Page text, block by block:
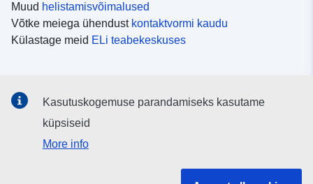
Muud helistamisvõimalused
Võtke meiega ühendust kontaktvormi kaudu
Külastage meid ELi teabekeskuses
Otsige ELi teavet
ELi institutsioonid ja asutused
Kasutuskogemuse parandamiseks kasutame
küpsiseid
More info